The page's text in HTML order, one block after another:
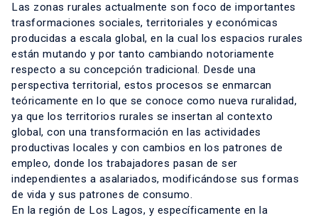
Las zonas rurales actualmente son foco de importantes
trasformaciones sociales, territoriales y económicas
producidas a escala global, en la cual los espacios rurales
están mutando y por tanto cambiando notoriamente
respecto a su concepción tradicional. Desde una
perspectiva territorial, estos procesos se enmarcan
teóricamente en lo que se conoce como nueva ruralidad,
ya que los territorios rurales se insertan al contexto
global, con una transformación en las actividades
productivas locales y con cambios en los patrones de
empleo, donde los trabajadores pasan de ser
independientes a asalariados, modificándose sus formas
de vida y sus patrones de consumo.
En la región de Los Lagos, y específicamente en la